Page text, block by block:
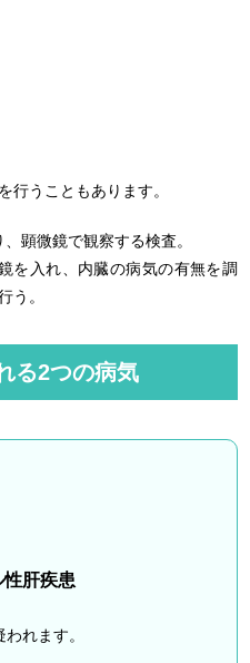
を行うこともあります。
顕微鏡で観察する検査。
を入れ、内臓の病気の有無を調
う。
る2つの病気
肝疾患
れます。